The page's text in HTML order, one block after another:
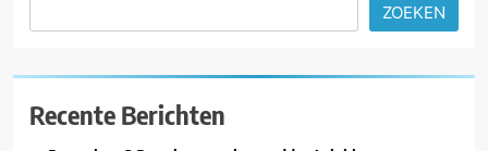
ZOEKEN
Recente Berichten